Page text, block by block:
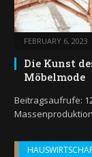
FEBRUARY 6, 2023
Die Kunst
Möbelmode
Beitragsaufrufe: